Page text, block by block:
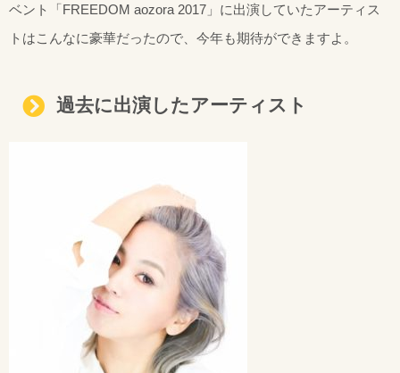
ベント「FREEDOM aozora 2017」に出演していたアーティス
トはこんなに豪華だったので、今年も期待ができますよ。
過去に出演したアーティスト